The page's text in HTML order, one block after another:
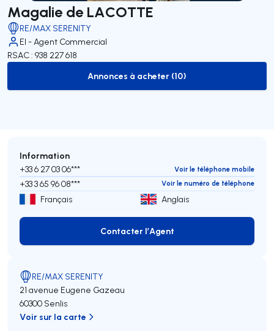
Magalie de LACOTTE
RE/MAX SERENITY
EI - Agent Commercial
RSAC : 938 227 618
to-buy-listing
Annonces à acheter (10)
Information
+33 6 27 03 06*** Voir le téléphone mobile
+33 3 65 96 08*** Voir le numéro de téléphone
Français Anglais
Contacter l’Agent
Contacter l’Agent
RE/MAX SERENITY
21 avenue Eugene Gazeau
60300 Senlis
Voir sur la carte